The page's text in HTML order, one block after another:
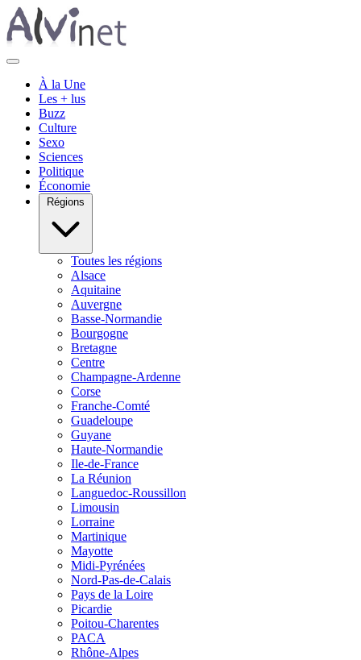
À la Une
Les + lus
Buzz
Culture
Sexo
Sciences
Politique
Économie
Régions
Toutes les régions
Alsace
Aquitaine
Auvergne
Basse-Normandie
Bourgogne
Bretagne
Centre
Champagne-Ardenne
Corse
Franche-Comté
Guadeloupe
Guyane
Haute-Normandie
Ile-de-France
La Réunion
Languedoc-Roussillon
Limousin
Lorraine
Martinique
Mayotte
Midi-Pyrénées
Nord-Pas-de-Calais
Pays de la Loire
Picardie
Poitou-Charentes
PACA
Rhône-Alpes